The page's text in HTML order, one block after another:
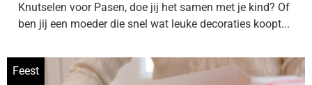
Knutselen voor Pasen, doe jij het samen met je kind? Of
ben jij een moeder die snel wat leuke decoraties koopt...
Feest